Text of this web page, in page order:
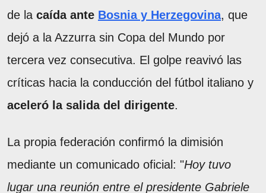
de la caída ante Bosnia y Herzegovina, que
dejó a la Azzurra sin Copa del Mundo por
tercera vez consecutiva. El golpe reavivó las
críticas hacia la conducción del fútbol italiano y
aceleró la salida del dirigente.
La propia federación confirmó la dimisión
mediante un comunicado oficial: "Hoy tuvo
lugar una reunión entre el presidente Gabriele